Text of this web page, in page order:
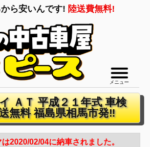
ら安いんです! 陸送費無料!
メニュー
ＡＴ 平成２１年式 車検
無料 福島県相馬市発‼
2020/02/04に納車されました。